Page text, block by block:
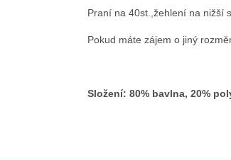
Praní na 40st.,žehlení na nižší
Pokud máte zájem o jiný
Složení: 80% bavlna, 20%